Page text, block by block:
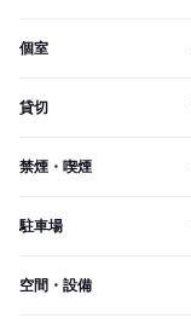
個室
貸切
禁煙・喫煙
駐車場
空間・設備